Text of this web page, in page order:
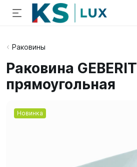
Раковины
Раковина
прямоугольная
Новинка